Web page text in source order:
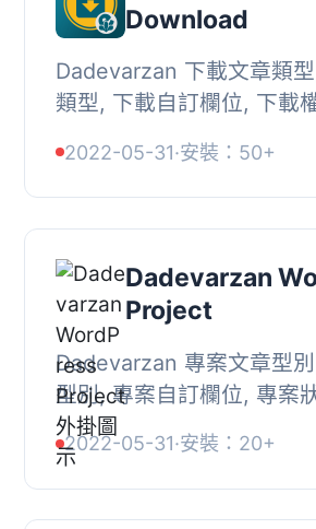
Download
Dadevarzan 下載文章類
類型, 下載自訂欄位, 下載
2022-05-31·安裝：50+
Dadevarzan
Project
Dadevarzan 專案文章型
型別, 專案自訂欄位, 專案
置, 專案過濾器短碼, 專案
佈景主題版面, [dv-
專...
2022-05-31·安裝：20+